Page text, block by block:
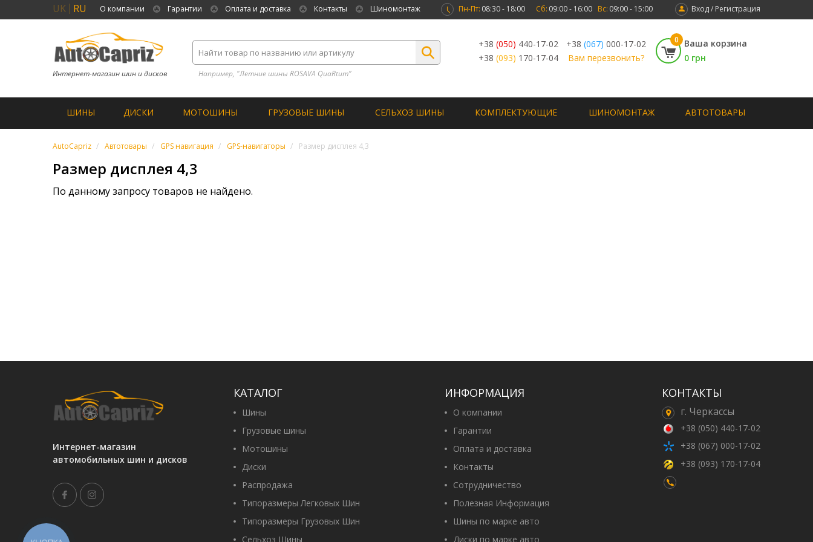
UK RU О компании Гарантии Оплата и доставка Контакты Шиномонтаж Вход / Регистрация
Пн-Пт: 08:30 - 18:00 Сб: 09:00 - 16:00 Вс: 09:00 - 15:00
Интернет-магазин шин и дисков Например, "Летние шины ROSAVA QuaRtum”
+38 (050) 440-17-02 +38 (067) 000-17-02
+38 (093) 170-17-04 Вам перезвонить?
0
Ваша корзина
0 грн
ШИНЫ ДИСКИ МОТОШИНЫ ГРУЗОВЫЕ ШИНЫ СЕЛЬХОЗ ШИНЫ КОМПЛЕКТУЮЩИЕ ШИНОМОНТАЖ АВТОТОВАРЫ
AutoCapriz Автотовары GPS навигация GPS-навигаторы Размер дисплея 4,3
Размер дисплея 4,3
По данному запросу товаров не найдено.
Интернет-магазин
автомобильных шин и дисков
КАТАЛОГ
Шины
Грузовые шины
Мотошины
Диски
Распродажа
Типоразмеры Легковых Шин
Типоразмеры Грузовых Шин
Сельхоз Шины
ИНФОРМАЦИЯ
О компании
Гарантии
Оплата и доставка
Контакты
Сотрудничество
Полезная Информация
Шины по марке авто
Диски по марке авто
КОНТАКТЫ
г. Черкассы
+38 (050) 440-17-02
+38 (067) 000-17-02
+38 (093) 170-17-04